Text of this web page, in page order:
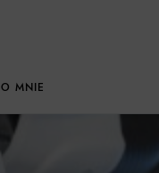
O MNIE